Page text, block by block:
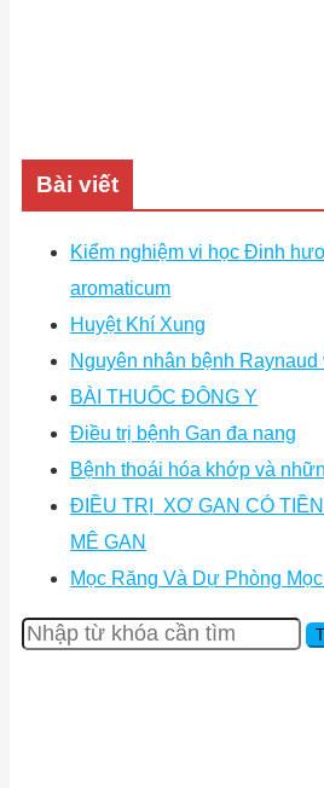
Bài viết
Kiểm nghiệm vi học Đinh
aromaticum
Huyệt Khí Xung
Nguyên nhân bệnh Raynaud
BÀI THUỐC ĐÔNG Y
Điều trị bệnh Gan đa nang
Bệnh thoái hóa khớp và
ĐIỀU TRỊ XƠ GAN CÓ
MÊ GAN
Mọc Răng Và Dự Phòng